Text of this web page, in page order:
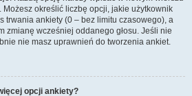
określić liczbę opcji, jakie użytkownik
trwania ankiety (0 – bez limitu czasowego), a
zmianę wcześniej oddanego głosu. Jeśli nie
nie masz uprawnień do tworzenia ankiet.
opcji ankiety?